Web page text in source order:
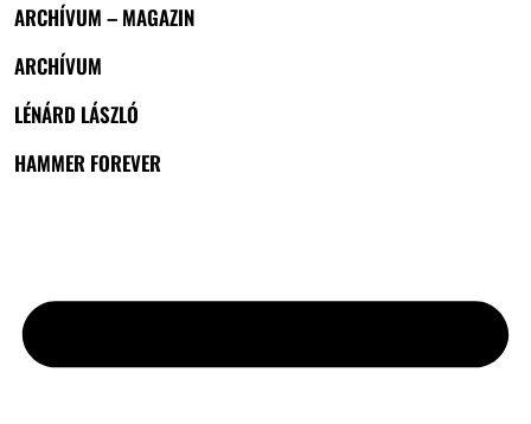
ARCHÍVUM – MAGAZIN
ARCHÍVUM
LÉNÁRD LÁSZLÓ
HAMMER FOREVER